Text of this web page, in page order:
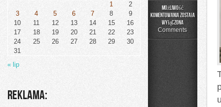
Możliwość
komentowania
Historia
Przemysłu
została
wyłączona
Comments
1
2
3
4 5 6 7 8
9
10
11 12 13 14 15
16
17
18 19 20 21 22
23
24
25 26 27 28 29
30
31
« lip
Reklama: